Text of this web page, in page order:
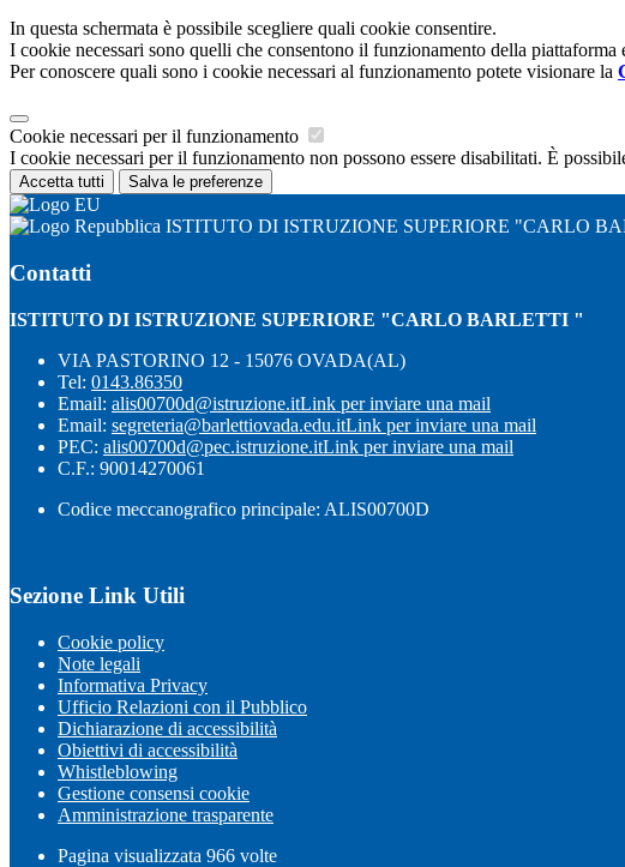
In questa schermata è possibile scegliere quali cookie consentire.
I cookie necessari sono quelli che consentono il funzionamento della
Per conoscere quali sono i cookie necessari al funzionamento potete visionare la
Cookie necessari per il funzionamento
I cookie necessari per il funzionamento non possono essere disabilitati. È
Accetta tutti Salva le preferenze
ISTITUTO DI ISTRUZIONE SUPERIORE "CARLO
Contatti
ISTITUTO DI ISTRUZIONE SUPERIORE "CARLO BARLETTI "
VIA PASTORINO 12 - 15076 OVADA(AL)
Tel: 0143.86350
Email: alis00700d@istruzione.itLink per inviare una mail
Email: segreteria@barlettiovada.edu.itLink per inviare una mail
PEC: alis00700d@pec.istruzione.itLink per inviare una mail
C.F.: 90014270061
Codice meccanografico principale: ALIS00700D
Sezione Link Utili
Cookie policy
Note legali
Informativa Privacy
Ufficio Relazioni con il Pubblico
Dichiarazione di accessibilità
Obiettivi di accessibilità
Whistleblowing
Gestione consensi cookie
Amministrazione trasparente
Pagina visualizzata 966 volte